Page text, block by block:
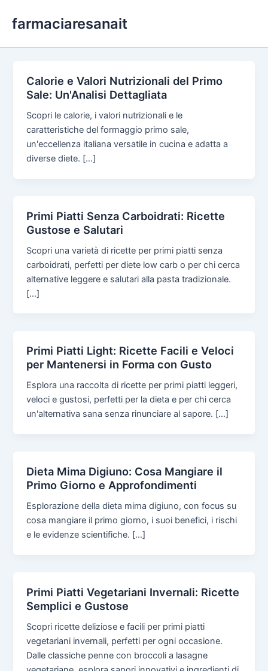
farmaciaresanait
Calorie e Valori Nutrizionali del Primo
Sale: Un'Analisi Dettagliata
Scopri le calorie, i valori nutrizionali e le
caratteristiche del formaggio primo sale,
un'eccellenza italiana versatile in cucina e adatta a
diverse diete. […]
Primi Piatti Senza Carboidrati: Ricette
Gustose e Salutari
Scopri una varietà di ricette per primi piatti senza
carboidrati, perfetti per diete low carb o per chi cerca
alternative leggere e salutari alla pasta tradizionale.
[…]
Primi Piatti Light: Ricette Facili e Veloci
per Mantenersi in Forma con Gusto
Esplora una raccolta di ricette per primi piatti leggeri,
veloci e gustosi, perfetti per la dieta e per chi cerca
un'alternativa sana senza rinunciare al sapore. […]
Dieta Mima Digiuno: Cosa Mangiare il
Primo Giorno e Approfondimenti
Esplorazione della dieta mima digiuno, con focus su
cosa mangiare il primo giorno, i suoi benefici, i rischi
e le evidenze scientifiche. […]
Primi Piatti Vegetariani Invernali: Ricette
Semplici e Gustose
Scopri ricette deliziose e facili per primi piatti
vegetariani invernali, perfetti per ogni occasione.
Dalle classiche penne con broccoli a lasagne